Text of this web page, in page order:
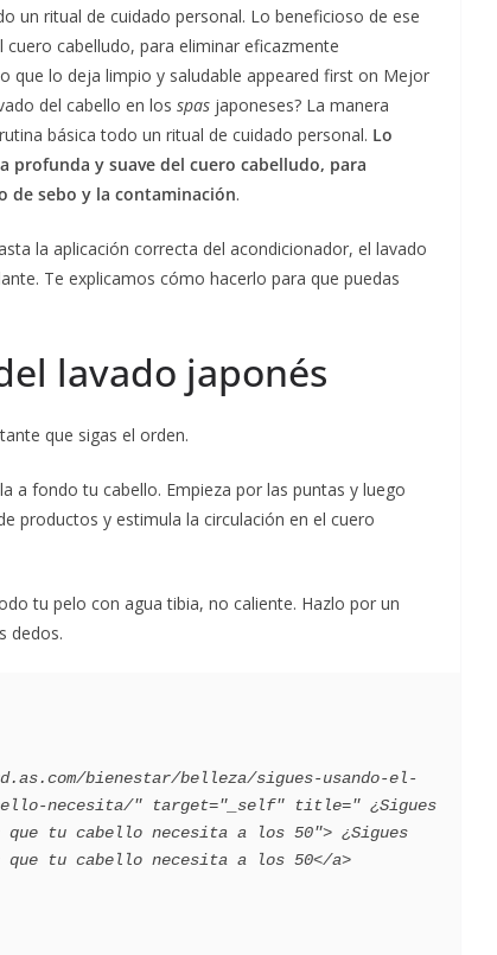
un ritual de cuidado personal. Lo beneficioso de ese
cabelludo, para eliminar eficazmente
que lo deja limpio y saludable appeared first on Mejor
del cabello en los spas japoneses? La manera
básica todo un ritual de cuidado personal. Lo
profunda y suave del cuero cabelludo, para
de sebo y la contaminación.
la aplicación correcta del acondicionador, el lavado
Te explicamos cómo hacerlo para que puedas
lavado japonés
que sigas el orden.
a fondo tu cabello. Empieza por las puntas y luego
productos y estimula la circulación en el cuero
tu pelo con agua tibia, no caliente. Hazlo por un
dedos.
necesita/" target="_self" title=" ¿Sigues
que tu cabello necesita a los 50"> ¿Sigues
que tu cabello necesita a los 50</a>